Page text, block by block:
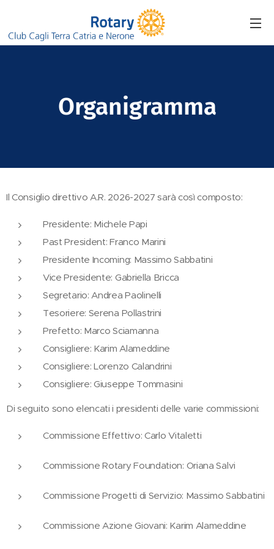
Organigramma
Il Consiglio direttivo A.R. 2026-2027 sarà così composto:
Presidente: Michele Papi
Past President: Franco Marini
Presidente Incoming: Massimo Sabbatini
Vice Presidente: Gabriella Bricca
Segretario: Andrea Paolinelli
Tesoriere: Serena Pollastrini
Prefetto: Marco Sciamanna
Consigliere: Karim Alameddine
Consigliere: Lorenzo Calandrini
Consigliere: Giuseppe Tommasini
Di seguito sono elencati i presidenti delle varie commissioni:
Commissione Effettivo: Carlo Vitaletti
Commissione Rotary Foundation: Oriana Salvi
Commissione Progetti di Servizio: Massimo Sabbatini
Commissione Azione Giovani: Karim Alameddine